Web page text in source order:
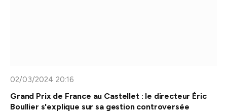
02/03/2024 20:16
Grand Prix de France au Castellet : le directeur Éric
Boullier s'explique sur sa gestion controversée